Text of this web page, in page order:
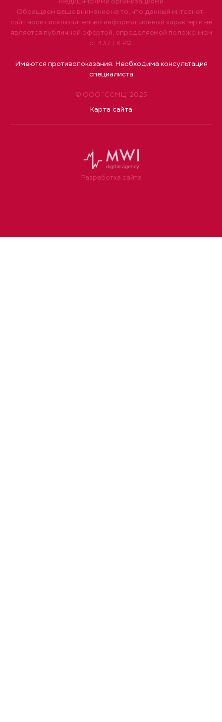
© ООО "ССМЦ" 2025
Карта сайта
Обращаем ваше внимание на то, что данный интернет-
сайт носит исключительно информационный характер и не
является публичной офертой, определяемой положением
ст.437 ГК РФ.
Имеются противопоказания. Необходима консультация
специалиста
Разработка сайта